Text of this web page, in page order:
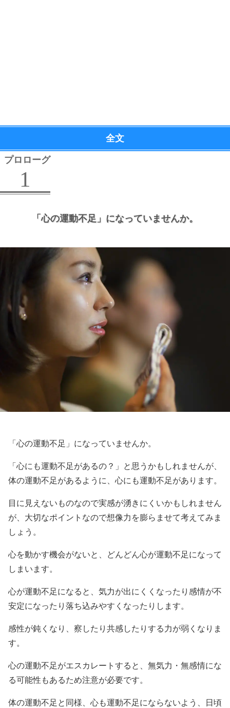
全文
プロローグ
1
「心の運動不足」になっていませんか。
「心の運動不足」になっていませんか。
「心にも運動不足があるの？」と思うかもしれませんが、
体の運動不足があるように、心にも運動不足があります。
目に見えないものなので実感が湧きにくいかもしれません
が、大切なポイントなので想像力を膨らませて考えてみま
しょう。
心を動かす機会がないと、どんどん心が運動不足になって
しまいます。
心が運動不足になると、気力が出にくくなったり感情が不
安定になったり落ち込みやすくなったりします。
感性が鈍くなり、察したり共感したりする力が弱くなりま
す。
心の運動不足がエスカレートすると、無気力・無感情にな
る可能性もあるため注意が必要です。
体の運動不足と同様、心も運動不足にならないよう、日頃